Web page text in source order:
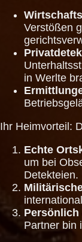
Verstößen
in Werlte
Ihr Heimvorteil:
Echte
um bei
Detekteien.
Persönlich
Partner bin